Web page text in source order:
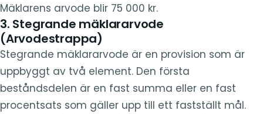
Mäklarens arvode blir 75 000 kr.
3. Stegrande mäklararvode
(Arvodestrappa)
Stegrande mäklararvode är en provision som är
uppbyggt av två element. Den första
beståndsdelen är en fast summa eller en fast
procentsats som gäller upp till ett fastställt mål.